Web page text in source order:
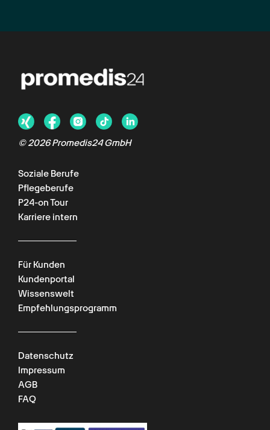
©2026Promedis24 GmbH
Soziale Berufe
Pflegeberufe
P24-on Tour
Karriere intern
Für Kunden
Kundenportal
Wissenswelt
Empfehlungsprogramm
Datenschutz
Impressum
AGB
FAQ